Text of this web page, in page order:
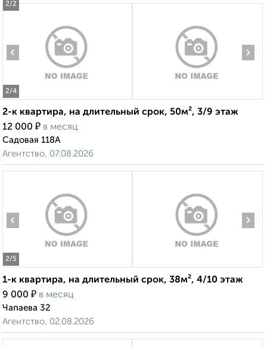
2/2
2/4
‹ ›
2-к квартира, на длительный срок, 50м², 3/9 этаж
12 000 ₽ в месяц
Садовая 118А
Агентство, 07.08.2026
2/5
‹ ›
1-к квартира, на длительный срок, 38м², 4/10 этаж
9 000 ₽ в месяц
Чапаева 32
Агентство, 02.08.2026